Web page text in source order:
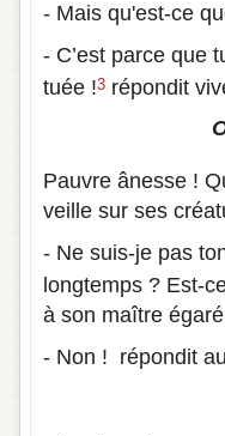
- Mais qu'est-ce
- C’est parce que
tuée !3 répondit
Pauvre ânesse !
veille sur ses
- Ne suis-je pas
longtemps ? Est-
à son maître
- Non ! répondit